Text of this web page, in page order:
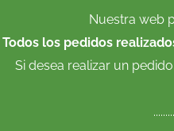
Nuestra web
Todos los pedidos
Si desea realizar un